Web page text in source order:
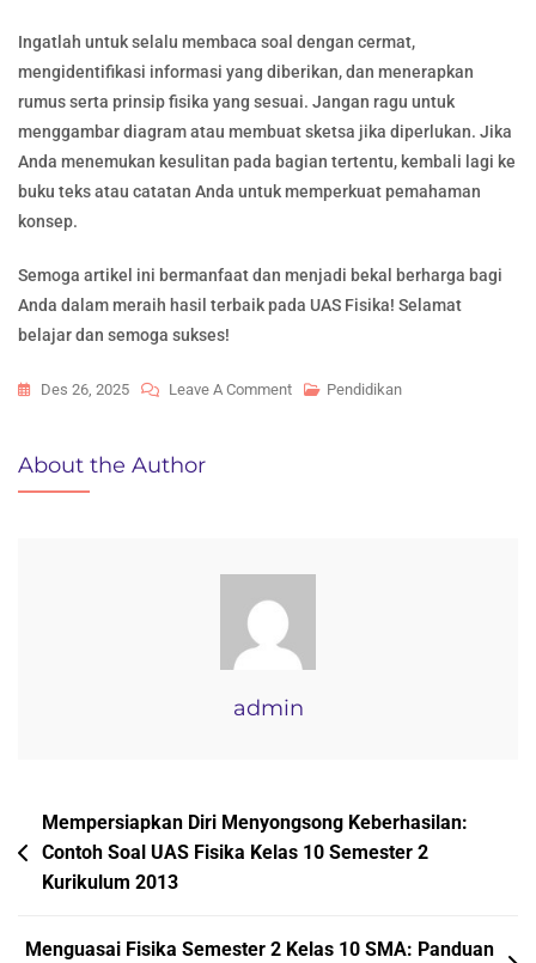
Ingatlah untuk selalu membaca soal dengan cermat,
mengidentifikasi informasi yang diberikan, dan menerapkan
rumus serta prinsip fisika yang sesuai. Jangan ragu untuk
menggambar diagram atau membuat sketsa jika diperlukan. Jika
Anda menemukan kesulitan pada bagian tertentu, kembali lagi ke
buku teks atau catatan Anda untuk memperkuat pemahaman
konsep.
Semoga artikel ini bermanfaat dan menjadi bekal berharga bagi
Anda dalam meraih hasil terbaik pada UAS Fisika! Selamat
belajar dan semoga sukses!
Des 26, 2025 Leave A CommentOn
2:
Soal
UAS
Pembahasan
Mendalam
Pendidikan
About the Author
admin
Navigasi
pos
Mempersiapkan Diri Menyongsong Keberhasilan:
Contoh Soal UAS Fisika Kelas 10 Semester 2
Kurikulum 2013
Menguasai Fisika Semester 2 Kelas 10 SMA: Panduan